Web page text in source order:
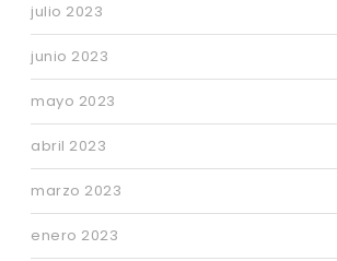
julio 2023
junio 2023
mayo 2023
abril 2023
marzo 2023
enero 2023